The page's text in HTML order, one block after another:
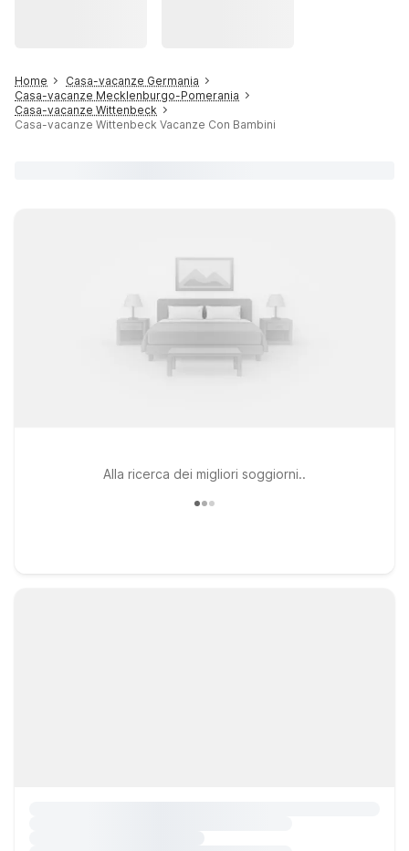
Home
Casa-vacanze Germania
Casa-vacanze Mecklenburgo-Pomerania
Casa-vacanze Wittenbeck
Casa-vacanze Wittenbeck Vacanze Con Bambini
Alla ricerca dei migliori soggiorni..